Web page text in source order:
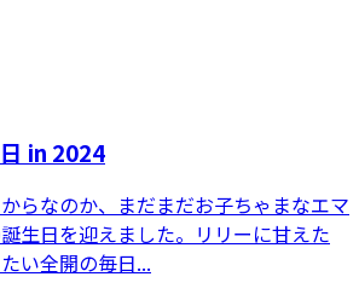
in 2024
らなのか、まだまだお子ちゃまなエマ
生日を迎えました。リリーに甘えた
い全開の毎日...